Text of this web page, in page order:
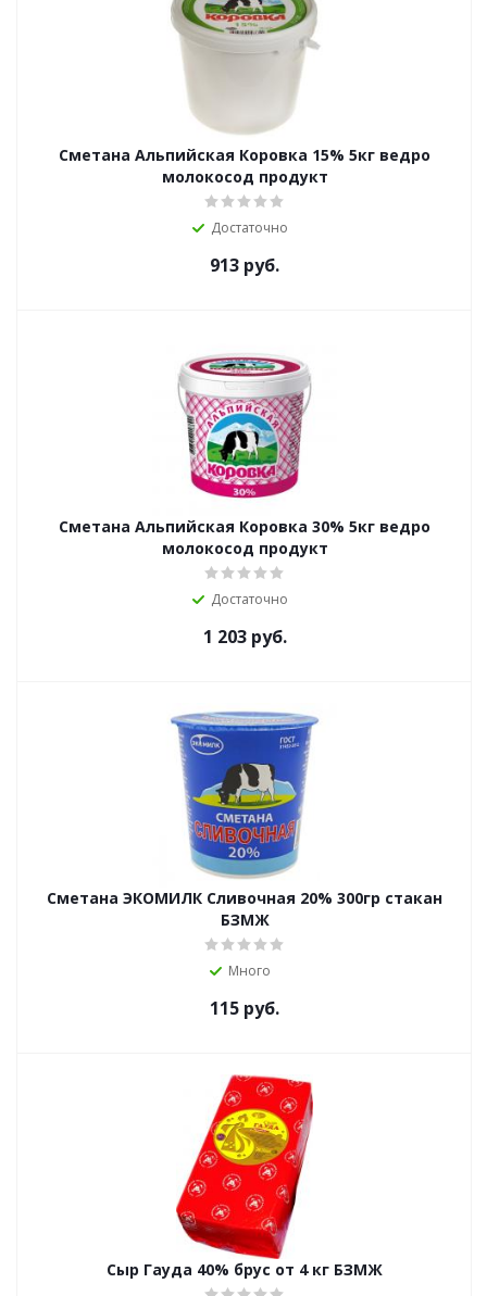
Сметана Альпийская Коровка 15% 5кг ведро
молокосод продукт
Достаточно
913 руб.
Сметана Альпийская Коровка 30% 5кг ведро
молокосод продукт
Достаточно
1 203руб.
Сметана ЭКОМИЛК Сливочная 20% 300гр стакан
БЗМЖ
Много
115 руб.
Сыр Гауда 40% брус от 4 кг БЗМЖ